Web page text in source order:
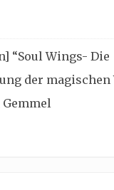
“Soul Wings- Die
der magischen
Gemmel